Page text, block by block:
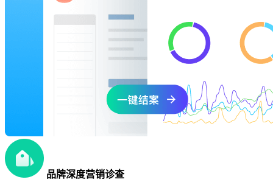
品牌深度营销诊查